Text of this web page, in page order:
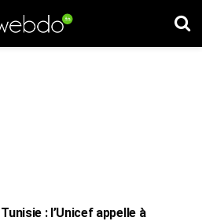
Tunisie : l’Unicef appelle à